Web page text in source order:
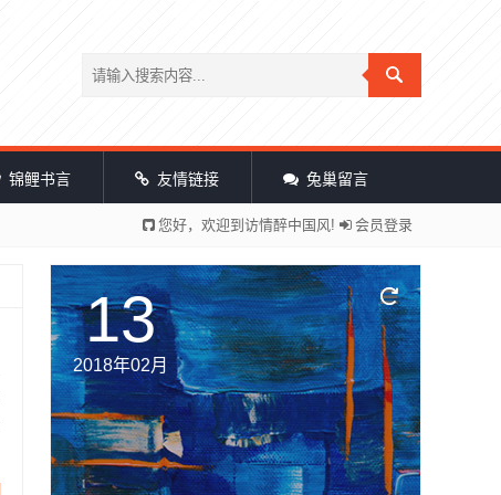
锦鲤书言 友情链接 兔巢留言
您好，欢迎到访情醉中国风! 会员登录
13
2018年02月